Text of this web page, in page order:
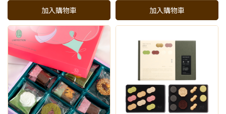
加入購物車 加入購物車